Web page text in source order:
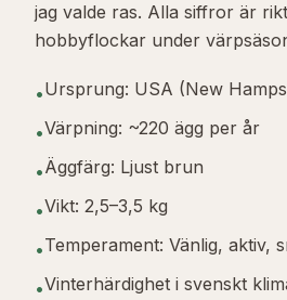
jag valde ras. Alla siffror är
hobbyflockar under
•Ursprung: USA (New
•Värpning: ~220 ägg per år
•Äggfärg: Ljust brun
•Vikt: 2,5–3,5 kg
•Temperament: Vänlig, aktiv,
•Vinterhärdighet i svenskt